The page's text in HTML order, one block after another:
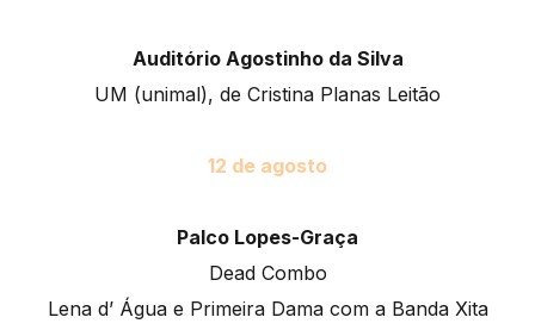
Auditório Agostinho da Silva
UM (unimal), de Cristina Planas Leitão
12 de agosto
Palco Lopes-Graça
Dead Combo
Lena d’ Água e Primeira Dama com a Banda Xita